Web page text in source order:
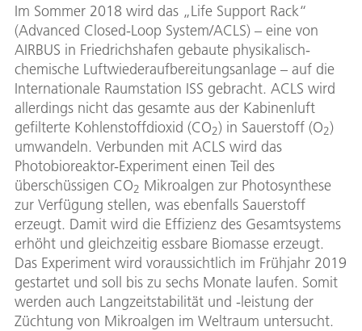
Im Sommer 2018 wird das „Life Support Rack“
(Advanced Closed-Loop System/ACLS) – eine von
AIRBUS in Friedrichshafen gebaute physikalisch-
chemische Luftwiederaufbereitungsanlage – auf die
Internationale Raumstation ISS gebracht. ACLS wird
allerdings nicht das gesamte aus der Kabinenluft
gefilterte Kohlenstoffdioxid (CO2) in Sauerstoff (O2)
umwandeln. Verbunden mit ACLS wird das
Photobioreaktor-Experiment einen Teil des
überschüssigen CO2 Mikroalgen zur Photosynthese
zur Verfügung stellen, was ebenfalls Sauerstoff
erzeugt. Damit wird die Effizienz des Gesamtsystems
erhöht und gleichzeitig essbare Biomasse erzeugt.
Das Experiment wird voraussichtlich im Frühjahr 2019
gestartet und soll bis zu sechs Monate laufen. Somit
werden auch Langzeitstabilität und -leistung der
Züchtung von Mikroalgen im Weltraum untersucht.